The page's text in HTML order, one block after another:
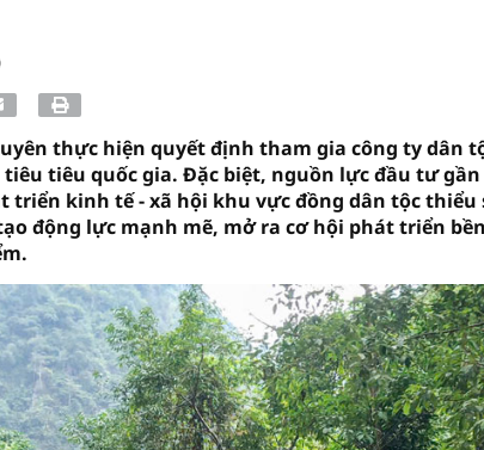
thực hiện quyết định tham gia công ty dân
tiêu quốc gia. Đặc biệt, nguồn lực đầu tư
triển kinh tế - xã hội khu vực đồng dân tộc
động lực mạnh mẽ, mở ra cơ hội phát triển